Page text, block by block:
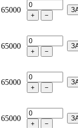
65000
+ −
65000
+ −
65000
+ −
65000
+ −